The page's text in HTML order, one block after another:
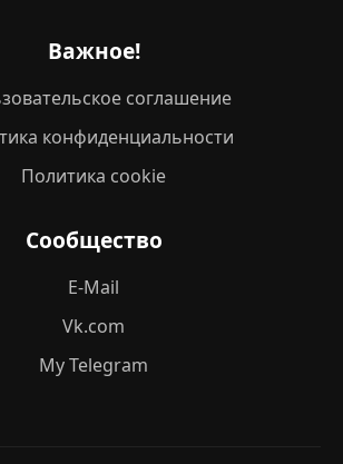
Важное!
соглашение
конфиденциальности
Политика cookie
Сообщество
E-Mail
Vk.com
My Telegram